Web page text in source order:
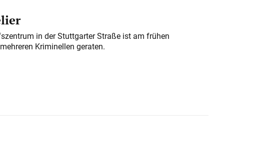
in der Stuttgarter Straße ist am frühen
Kriminellen geraten.